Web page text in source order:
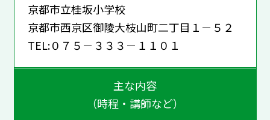
京都市立桂坂小学校
京都市西京区御陵大枝山町二丁目１－５２
TEL:０７５－３３３－１１０１
主な内容
（時程・講師など）